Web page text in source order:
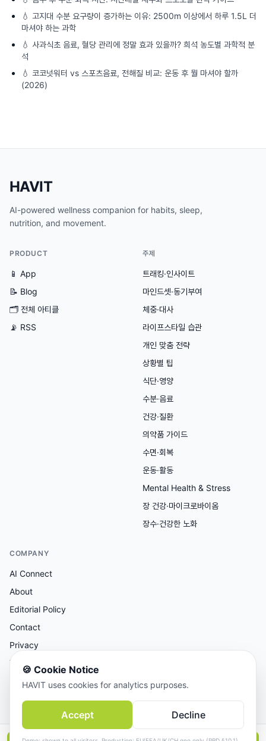
💧 고지대 수분 요구량이 증가하는 이유: 2500m 이상에서 하루 1.5L 더
마셔야 하는 과학
💧 사과식초 음료, 혈당 관리에 정말 효과 있을까? 희석 농도별 과학적 분
석
💧 코코넛워터 vs 스포츠음료, 전해질 비교: 운동 후 뭘 마셔야 할까
(2026)
HAVIT
AI-powered wellness companion for habits, sleep,
nutrition, and movement.
PRODUCT
📱 App
📝 Blog
🗂 전체 아티클
📡 RSS
주제
트래킹·인사이트
마인드셋·동기부여
체중·대사
라이프스타일 습관
개인 맞춤 전략
상황별 팁
식단·영양
수분·음료
건강·질환
의약품 가이드
수면·회복
운동·활동
Mental Health & Stress
장 건강·마이크로바이옴
장수·건강한 노화
COMPANY
AI Connect
About
Editorial Policy
Contact
Privacy
Terms
AI 보조 리서치, 사람이 검토한 콘텐츠.
🍪 Cookie Notice
HAVIT uses cookies for analytics purposes.
Accept Decline